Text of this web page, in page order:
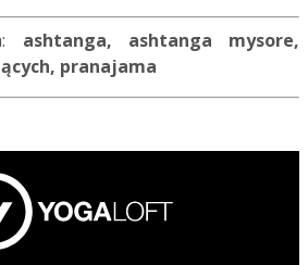
ashtanga, ashtanga mysore,
pranajama